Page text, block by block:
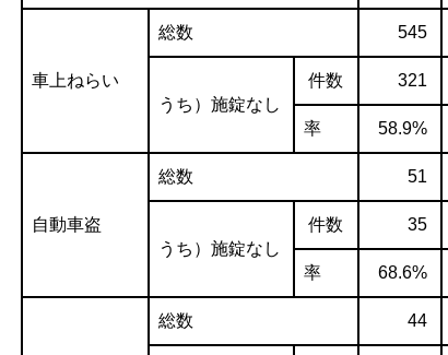
車上ねらい
総数 545
うち）施錠なし
件数 321
率 58.9%
自動車盗
総数 51
うち）施錠なし
件数 35
率 68.6%
総数 44